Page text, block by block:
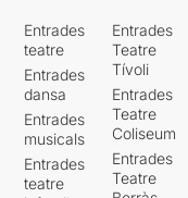
Entrades
teatre
Entrades
dansa
Entrades
musicals
Entrades
teatre
Entrades
Teatre
Tívoli
Entrades
Teatre
Coliseum
Entrades
Teatre